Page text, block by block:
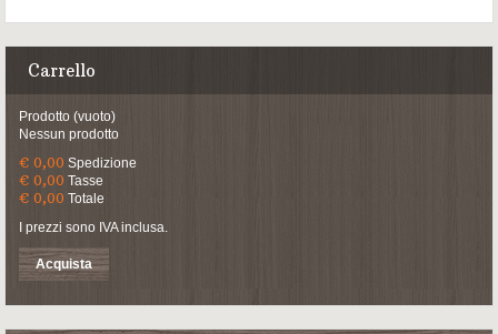
Carrello
Prodotto (vuoto)
Nessun prodotto
€ 0,00 Spedizione
€ 0,00 Tasse
€ 0,00 Totale
I prezzi sono IVA inclusa.
Acquista